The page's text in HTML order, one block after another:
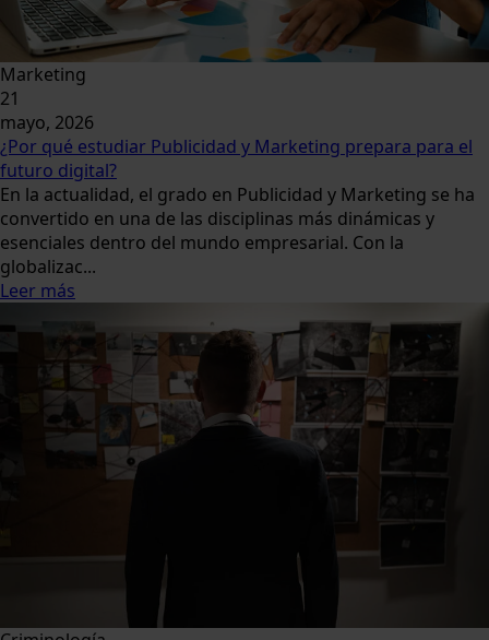
Marketing
21
mayo, 2026
¿Por qué estudiar Publicidad y Marketing prepara para el
futuro digital?
En la actualidad, el grado en Publicidad y Marketing se ha
convertido en una de las disciplinas más dinámicas y
esenciales dentro del mundo empresarial. Con la
globalizac...
Leer más